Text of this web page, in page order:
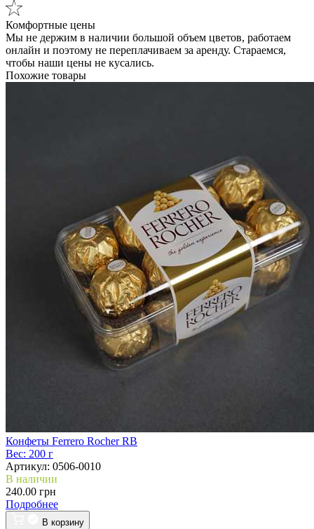
Комфортные цены
Мы не держим в наличии большой объем цветов, работаем
онлайн и поэтому не переплачиваем за аренду. Стараемся,
чтобы наши цены не кусались.
Похожие товары
Конфеты Ferrero Rocher RB
Вес: 200 г
Артикул: 0506-0010
В наличии
240.00 грн
Подробнее
В корзину